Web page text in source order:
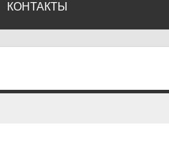
КОНТАКТЫ